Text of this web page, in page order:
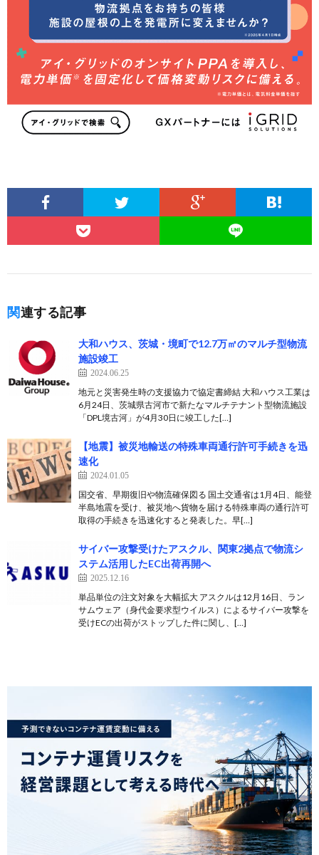
関連する記事
大和ハウス、茨城・境町で12.7万㎡のマルチ型物流
施設竣工
2024.06.25
地元と災害発生時の支援協力で協定書締結 大和ハウス工業は
6月24日、茨城県古河市で新たなマルチテナント型物流施設
「DPL境古河」が4月30日に竣工した[…]
【地震】被災地輸送の特殊車両通行許可手続きを迅
速化
2024.01.05
国交省、早期復旧や物流確保図る 国土交通省は1月4日、能登
半島地震を受け、被災地へ貨物を届ける特殊車両の通行許可
取得の手続きを迅速化すると発表した。早[…]
サイバー攻撃受けたアスクル、関東2拠点で物流シ
ステム活用したEC出荷再開へ
2025.12.16
単品単位の注文対象を大幅拡大 アスクルは12月16日、ラン
サムウェア（身代金要求型ウイルス）によるサイバー攻撃を
受けECの出荷がストップした件に関し、[…]